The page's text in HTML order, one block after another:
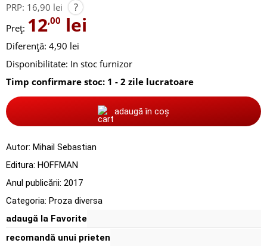
PRP: 16,90 lei ?
Preț: 12,00 lei
Diferență: 4,90 lei
Disponibilitate: In stoc furnizor
Timp confirmare stoc: 1 - 2 zile lucratoare
adaugă în coș
Autor: Mihail Sebastian
Editura: HOFFMAN
Anul publicării: 2017
Categoria: Proza diversa
adaugă la Favorite
recomandă unui prieten